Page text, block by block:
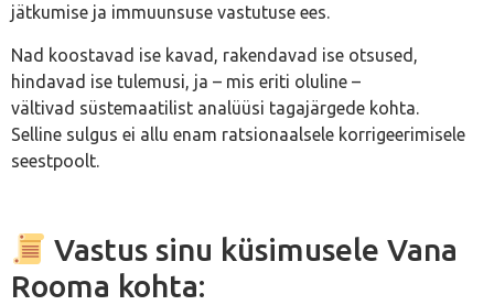
jätkumise ja immuunsuse vastutuse ees.
Nad koostavad ise kavad, rakendavad ise otsused,
hindavad ise tulemusi, ja – mis eriti oluline –
vältivad süstemaatilist analüüsi tagajärgede kohta.
Selline sulgus ei allu enam ratsionaalsele korrigeerimisele
seestpoolt.
Vastus sinu küsimusele Vana
Rooma kohta: